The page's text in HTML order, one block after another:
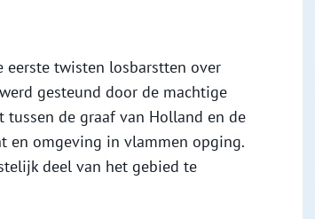
eerste twisten losbarstten over
gesteund door de machtige
de graaf van Holland en de
en omgeving in vlammen opging.
deel van het gebied te